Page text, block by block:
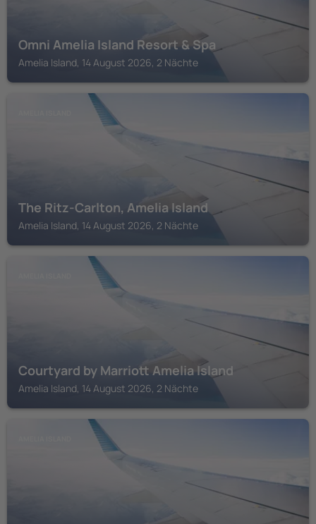
Omni Amelia Island Resort & Spa
Amelia Island, 14 August 2026, 2 Nächte
The Ritz-Carlton, Amelia Island
Amelia Island, 14 August 2026, 2 Nächte
Courtyard by Marriott Amelia Island
Amelia Island, 14 August 2026, 2 Nächte